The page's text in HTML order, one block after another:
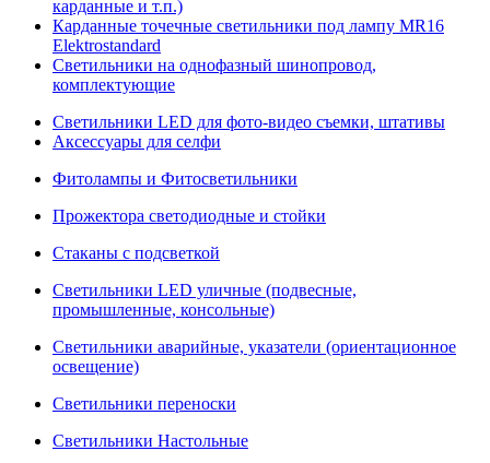
карданные и т.п.)
Карданные точечные светильники под лампу MR16
Elektrostandard
Светильники на однофазный шинопровод,
комплектующие
Светильники LED для фото-видео съемки, штативы
Аксессуары для селфи
Фитолампы и Фитосветильники
Прожектора светодиодные и стойки
Стаканы с подсветкой
Светильники LED уличные (подвесные,
промышленные, консольные)
Светильники аварийные, указатели (ориентационное
освещение)
Светильники переноски
Светильники Настольные